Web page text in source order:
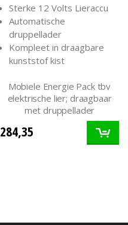
Sterke 12 Volts Lieraccu
Automatische
druppellader
Kompleet in draagbare
kunststof kist
Mobiele Energie Pack tbv
elektrische lier; draagbaar
met druppellader
284,35